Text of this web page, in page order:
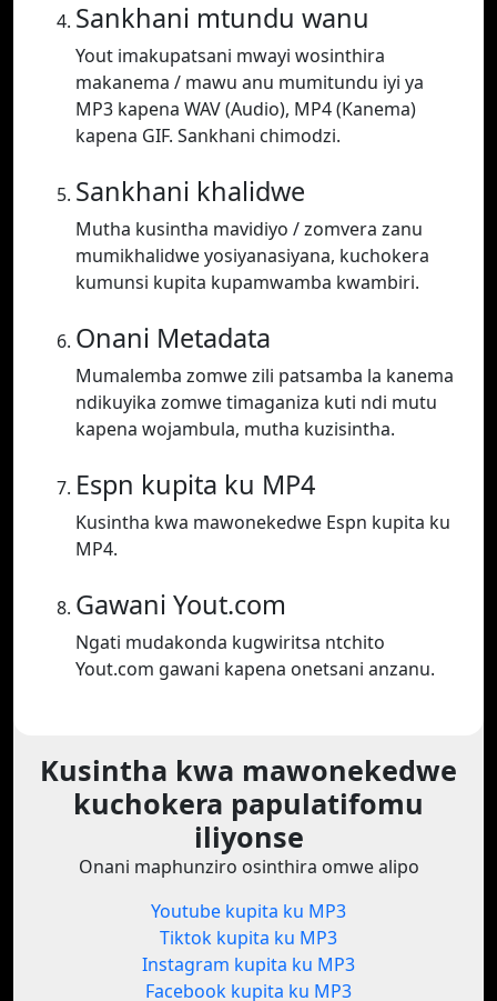
Sankhani mtundu wanu
Yout imakupatsani mwayi wosinthira
makanema / mawu anu mumitundu iyi ya
MP3 kapena WAV (Audio), MP4 (Kanema)
kapena GIF. Sankhani chimodzi.
Sankhani khalidwe
Mutha kusintha mavidiyo / zomvera zanu
mumikhalidwe yosiyanasiyana, kuchokera
kumunsi kupita kupamwamba kwambiri.
Onani Metadata
Mumalemba zomwe zili patsamba la kanema
ndikuyika zomwe timaganiza kuti ndi mutu
kapena wojambula, mutha kuzisintha.
Espn kupita ku MP4
Kusintha kwa mawonekedwe Espn kupita ku
MP4.
Gawani Yout.com
Ngati mudakonda kugwiritsa ntchito
Yout.com gawani kapena onetsani anzanu.
Kusintha kwa mawonekedwe
kuchokera papulatifomu
iliyonse
Onani maphunziro osinthira omwe alipo
Youtube kupita ku MP3
Tiktok kupita ku MP3
Instagram kupita ku MP3
Facebook kupita ku MP3